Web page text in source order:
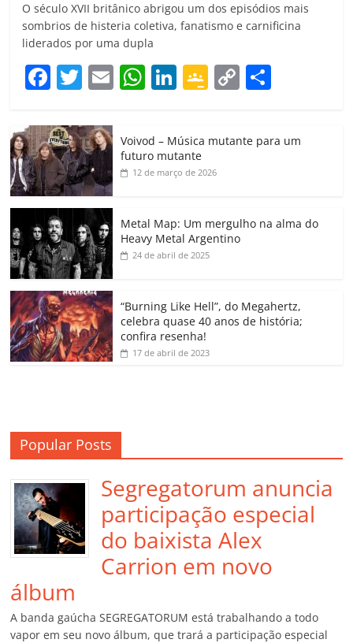
O século XVII britânico abrigou um dos episódios mais
sombrios de histeria coletiva, fanatismo e carnificina
liderados por uma dupla
F
c
e
b
o
o
k
T
itt
er
E
ai
W
at
s
A
p
Li
k
e
dI
G
gl
e
a
ss
o
m
C
y
k
p
h
Voivod – Música mutante para um
futuro mutante
12 de março de 2026
Metal Map: Um mergulho na alma do
Heavy Metal Argentino
24 de abril de 2025
“Burning Like Hell”, do Megahertz,
celebra quase 40 anos de história;
confira resenha!
17 de abril de 2023
Popular Posts
Segregatorum anuncia
participação especial
do baixista Alex
Carrion em novo
álbum
A banda gaúcha SEGREGATORUM está trabalhando a todo
vapor em seu novo álbum, que trará a participação especial